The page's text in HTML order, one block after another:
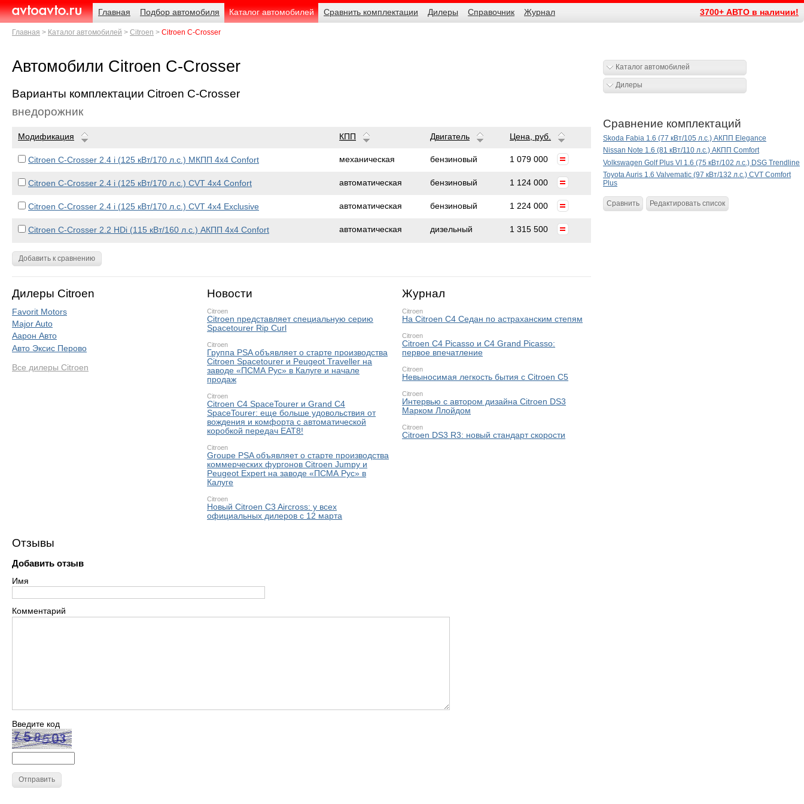
AvtoAvto.ru
Навигация
Главная
Подбор автомобиля Каталог автомобилей Сравнить комплектации Дилеры Справочник Журнал 3700+ АВТО в наличии!
Родительские
страницы
Главная Каталог автомобилей Citroen Citroen C-Crosser
Автомобили Citroen C-Crosser
Варианты комплектации Citroen C-Crosser
внедорожник
Модификация КПП Двигатель Цена, руб.
Citroen C-Crosser 2.4 i (125 кВт/170 л.с.) МКПП 4x4 Confort механическая бензиновый 1 079 000
Citroen C-Crosser 2.4 i (125 кВт/170 л.с.) CVT 4x4 Confort автоматическая бензиновый 1 124 000
Citroen C-Crosser 2.4 i (125 кВт/170 л.с.) CVT 4x4 Exclusive автоматическая бензиновый 1 224 000
Citroen C-Crosser 2.2 HDi (115 кВт/160 л.с.) АКПП 4x4 Confort автоматическая дизельный 1 315 500
Добавить к сравнению
Дилеры Citroen
Favorit Motors
Major Auto
Аарон Авто
Авто Эксис Перово
Все дилеры Citroen
Новости
Citroen
Citroen представляет специальную серию
Spacetourer Rip Curl
Citroen
Группа PSA объявляет о старте производства
Citroen Spacetourer и Peugeot Traveller на
заводе «ПСМА Рус» в Калуге и начале
продаж
Citroen
Citroen C4 SpaceTourer и Grand C4
SpaceTourer: еще больше удовольствия от
вождения и комфорта с автоматической
коробкой передач EAT8!
Citroen
Groupe PSA объявляет о старте производства
коммерческих фургонов Citroen Jumpy и
Peugeot Expert на заводе «ПСМА Рус» в
Калуге
Citroen
Новый Citroen C3 Aircross: у всех
официальных дилеров с 12 марта
Журнал
Citroen
На Citroen C4 Седан по астраханским степям
Citroen
Citroen C4 Picasso и C4 Grand Picasso:
первое впечатление
Citroen
Невыносимая легкость бытия с Citroen C5
Citroen
Интервью с автором дизайна Citroen DS3
Марком Ллойдом
Citroen
Citroen DS3 R3: новый стандарт скорости
Отзывы
Добавить отзыв
Имя
Комментарий
Введите код
Отправить
Каталог автомобилей
Дилеры
Сравнение комплектаций
Skoda Fabia 1.6 (77 кВт/105 л.с.) АКПП Elegance
Nissan Note 1.6 (81 кВт/110 л.с.) АКПП Comfort
Volkswagen Golf Plus VI 1.6 (75 кВт/102 л.с.) DSG Trendline
Toyota Auris 1.6 Valvematic (97 кВт/132 л.с.) CVT Comfort
Plus
Сравнить Редактировать список